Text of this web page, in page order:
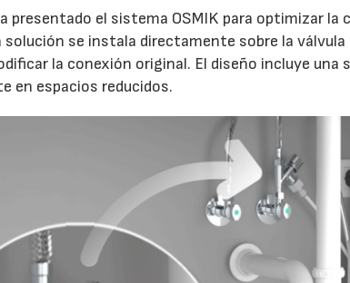
presentado el sistema OSMIK para optimizar la
se instala directamente sobre la
la conexión original. El diseño incluye una
en espacios reducidos.